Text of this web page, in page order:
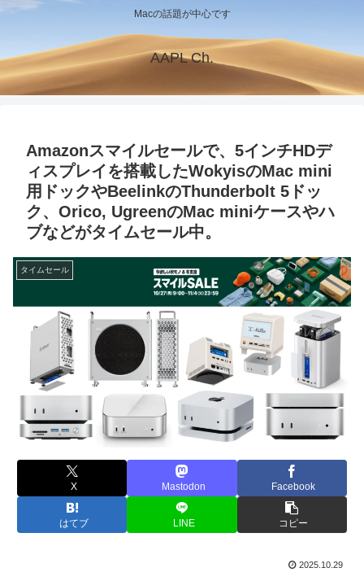
Macの話題が中心です
AAPL Ch.
Amazonスマイルセールで、5インチHDデ
ィスプレイを搭載したWokyisのMac mini
用ドックやBeelinkのThunderbolt 5ドッ
ク、Orico, UgreenのMac miniケースやハ
ブなどがタイムセール中。
タイムセール
X Mastodon Facebook
はてブ LINE コピー
2025.10.29